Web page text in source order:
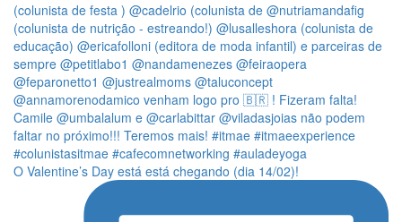
O Valentine’s Day está está chegando (dia 14/02)!